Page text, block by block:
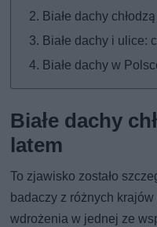
Białe dachy
Białe dachy i ulice:
Białe dachy w
Białe dachy
latem
To zjawisko zostało
badaczy z różnych
wdrożenia w jednej ze